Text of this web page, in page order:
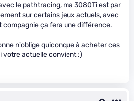
le pathtracing, ma 3080Ti est par
sur certains jeux actuels, avec
compagnie ça fera une différence.
n'oblige quiconque à acheter ces
votre actuelle convient :)